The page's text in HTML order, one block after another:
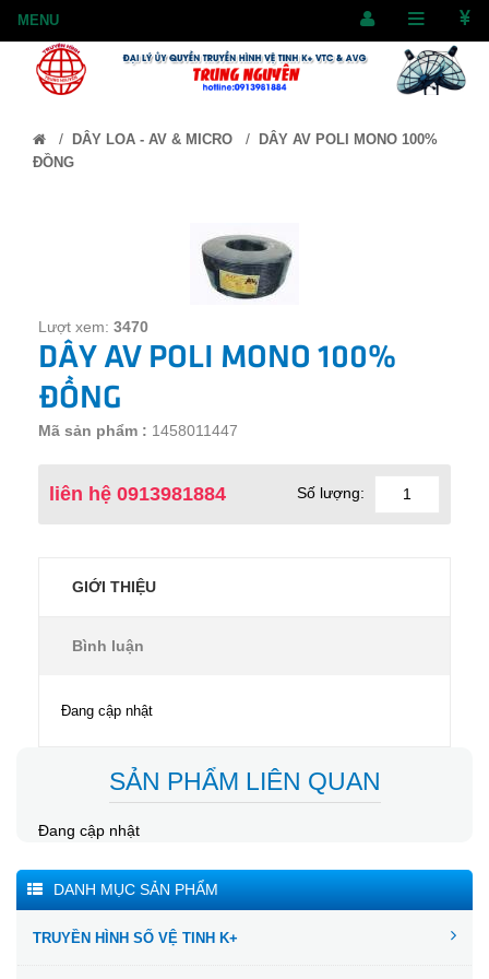
/ DÂY LOA - AV & MICRO / DÂY AV POLI MONO 100%
ĐỒNG
Lượt xem: 3470
DÂY AV POLI MONO 100%
ĐỒNG
Mã sản phẩm : 1458011447
liên hệ 0913981884 Số lượng:
GIỚI THIỆU
Bình luận
Đang cập nhật
SẢN PHẨM LIÊN QUAN
Đang cập nhật
DANH MỤC SẢN PHẨM
TRUYỀN HÌNH SỐ VỆ TINH K+